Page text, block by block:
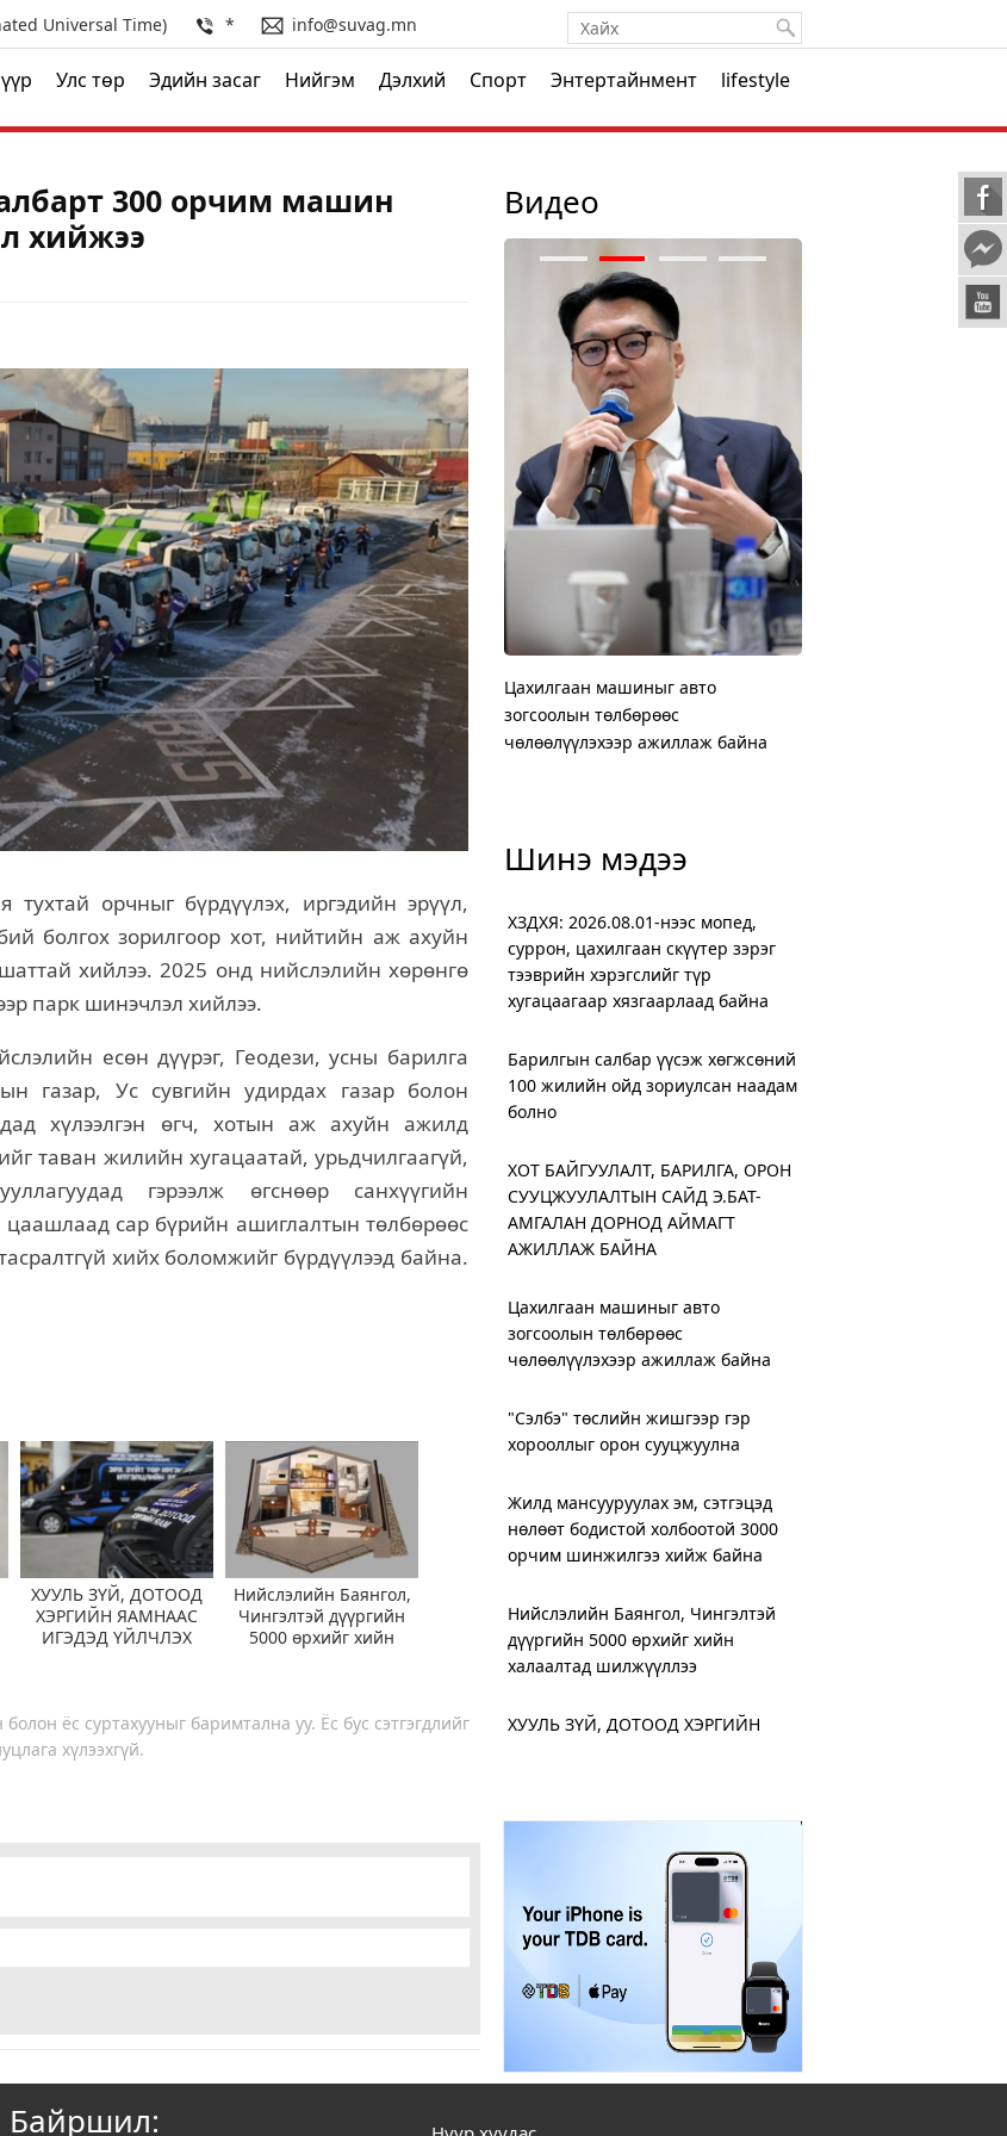
Universal Time) * info@suvag.mn
Улс төр Эдийн засаг Нийгэм Дэлхий Спорт Энтертайнмент lifestyle
300 орчим машин
хийжээ
орчныг бүрдүүлэх, иргэдийн эрүүл,
болгох зорилгоор хот, нийтийн аж ахуйн
хийлээ. 2025 онд нийслэлийн хөрөнгө
парк шинэчлэл хийлээ.
есөн дүүрэг, Геодези, усны барилга
газар, Ус сувгийн удирдах газар болон
хүлээлгэн өгч, хотын аж ахуйн ажилд
таван жилийн хугацаатай, урьдчилгаагүй,
гэрээлж өгснөөр санхүүгийн
цаашлаад сар бүрийн ашиглалтын төлбөрөөс
хийх боломжийг бүрдүүлээд байна.
ХУУЛЬ ЗҮЙ, ДОТООД
ХЭРГИЙН ЯАМНААС
ИГЭДЭД ҮЙЛЧЛЭХ
Нийслэлийн Баянгол,
Чингэлтэй дүүргийн
5000 өрхийг хийн
ёс суртахууныг баримтална уу. Ёс бус сэтгэгдлийг
хүлээхгүй.
Видео
Цахилгаан машиныг авто
зогсоолын төлбөрөөс
чөлөөлүүлэхээр ажиллаж байна
Жилд мансууруулах эм, сэтгэцэд
нөлөөт бодистой холбоотой 3000
орчим шинжилгээ хийж байна
Шинэ мэдээ
ХЗДХЯ: 2026.08.01-нээс мопед,
суррон, цахилгаан скүүтер зэрэг
тээврийн хэрэгслийг түр
хугацаагаар хязгаарлаад байна
Барилгын салбар үүсэж хөгжсөний
100 жилийн ойд зориулсан наадам
болно
ХОТ БАЙГУУЛАЛТ, БАРИЛГА, ОРОН
СУУЦЖУУЛАЛТЫН САЙД Э.БАТ-
АМГАЛАН ДОРНОД АЙМАГТ
АЖИЛЛАЖ БАЙНА
Цахилгаан машиныг авто
зогсоолын төлбөрөөс
чөлөөлүүлэхээр ажиллаж байна
"Сэлбэ" төслийн жишгээр гэр
хорооллыг орон сууцжуулна
Жилд мансууруулах эм, сэтгэцэд
нөлөөт бодистой холбоотой 3000
орчим шинжилгээ хийж байна
Нийслэлийн Баянгол, Чингэлтэй
дүүргийн 5000 өрхийг хийн
халаалтад шилжүүллээ
ХУУЛЬ ЗҮЙ, ДОТООД ХЭРГИЙН
Дамбадаржаа дулааны станцад 10
дугаар сард тохируулга хийж, энэ
онд ашиглалтад оруулна
ХЗДХ-ийн сайд С.Амарсайхан:
Монгол Улсын цахим хэрэглэгчид
дунд 400,000 хуурамч хаяг байн
Хот нийтийн аж ахуйн салбарт 300
Байршил: